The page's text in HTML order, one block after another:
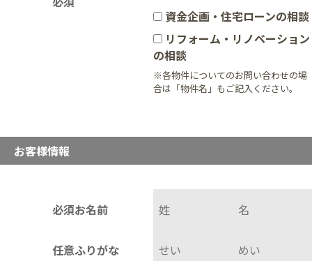
資金企画・住宅ローンの相談
リフォーム・リノベーション
の相談
※各物件についてのお問い合わせの場
合は「物件名」もご記入ください。
お客様情報
必須お名前
任意ふりがな